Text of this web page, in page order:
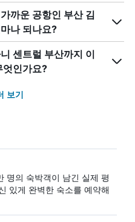
까운 공항인 부산 김
나 되나요?
센트럴 부산까지 이
엇인가요?
보기
명의 숙박객이 남긴 실제 평
있게 완벽한 숙소를 예약해